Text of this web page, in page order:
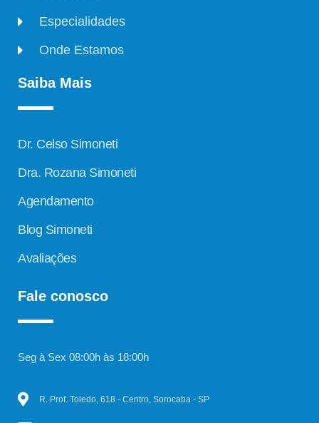
Especialidades
Onde Estamos
Saiba Mais
Dr. Celso Simoneti
Dra. Rozana Simoneti
Agendamento
Blog Simoneti
Avaliações
Fale conosco
Seg à Sex 08:00h às 18:00h
R. Prof. Toledo, 618 - Centro, Sorocaba - SP